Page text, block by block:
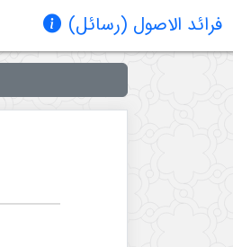
فرائد الاصول (رسائل)